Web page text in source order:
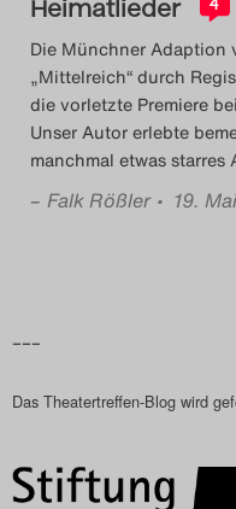
Das
Das
Heimatlieder 4
Die Münchner Adaption
„Mittelreich“ durch
die vorletzte Premiere
Unser Autor erlebte
manchmal etwas
– Falk Rößler • 19.
–––
Das Theatertreffen-Blog wird